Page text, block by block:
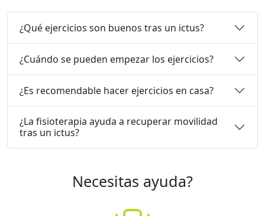
¿Qué ejercicios son buenos tras un ictus?
¿Cuándo se pueden empezar los ejercicios?
¿Es recomendable hacer ejercicios en casa?
¿La fisioterapia ayuda a recuperar movilidad
tras un ictus?
Necesitas ayuda?